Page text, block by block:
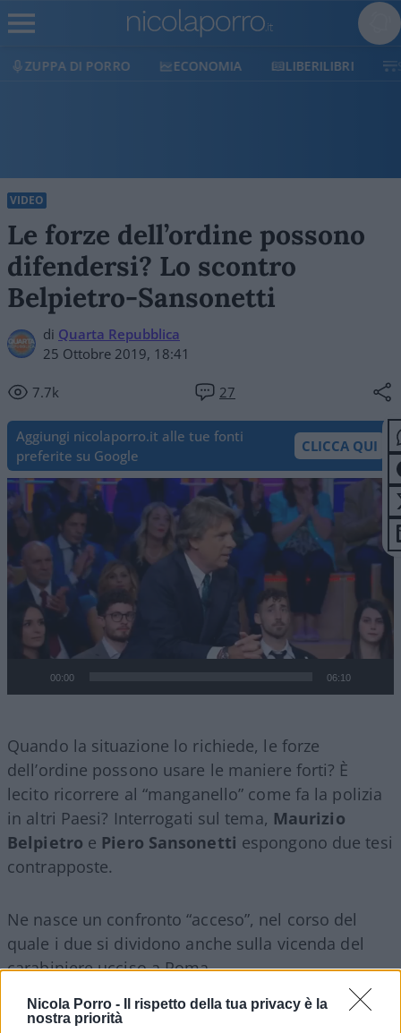
Nicola Porro -
Il rispetto della tua privacy è la
nostra priorità
ECONOMIA LIBERILIBRI SHOP SOSTIENICI
VIDEO
Le forze dell’ordine possono
difendersi? Lo scontro
Belpietro-Sansonetti
di Quarta Repubblica
25 Ottobre 2019, 18:41
7.7k 27
Aggiungi nicolaporro.it alle tue fonti
preferite su Google
CLICCA QUI
Video
Player
00:00 06:10
Quando la situazione lo richiede, le forze
dell’ordine possono usare le maniere forti? È
lecito ricorrere al “manganello” come fa la polizia
in altri Paesi? Interrogati sul tema, Maurizio
Belpietro e Piero Sansonetti espongono due tesi
contrapposte.
Ne nasce un confronto “acceso”, nel corso del
quale i due si dividono anche sulla vicenda del
carabiniere ucciso a Roma…
DaQuarta Repubblica